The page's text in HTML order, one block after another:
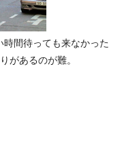
間待っても来なかった
があるのが難。